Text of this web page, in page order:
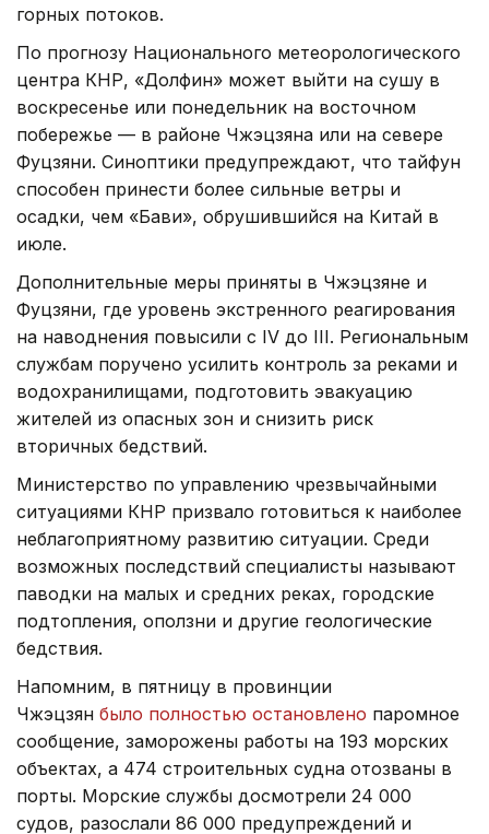
горных потоков.
По прогнозу Национального метеорологического
центра КНР, «Долфин» может выйти на сушу в
воскресенье или понедельник на восточном
побережье — в районе Чжэцзяна или на севере
Фуцзяни. Синоптики предупреждают, что тайфун
способен принести более сильные ветры и
осадки, чем «Бави», обрушившийся на Китай в
июле.
Дополнительные меры приняты в Чжэцзяне и
Фуцзяни, где уровень экстренного реагирования
на наводнения повысили с IV до III. Региональным
службам поручено усилить контроль за реками и
водохранилищами, подготовить эвакуацию
жителей из опасных зон и снизить риск
вторичных бедствий.
Министерство по управлению чрезвычайными
ситуациями КНР призвало готовиться к наиболее
неблагоприятному развитию ситуации. Среди
возможных последствий специалисты называют
паводки на малых и средних реках, городские
подтопления, оползни и другие геологические
бедствия.
Напомним, в пятницу в провинции
Чжэцзян было полностью остановлено паромное
сообщение, заморожены работы на 193 морских
объектах, а 474 строительных судна отозваны в
порты. Морские службы досмотрели 24 000
судов, разослали 86 000 предупреждений и